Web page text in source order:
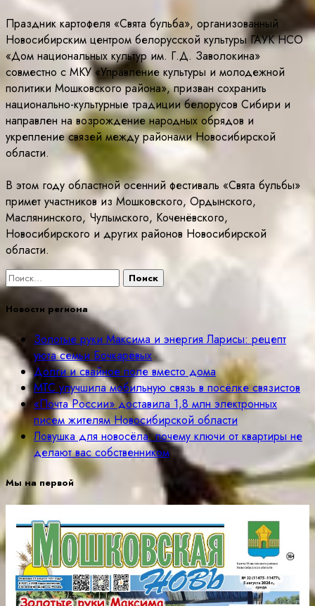
Праздник картофеля «Свята бульба», организованный
Новосибирским центром белорусской культуры ГАУК НСО
«Дом национальных культур им. Г.Д. Заволокина»
совместно с МКУ «Управление культуры и молодежной
политики Мошковского района», призван сохранить
национально-культурные традиции белорусов Сибири и
направлен на возрождение народных обрядов и
укрепление связей между районами Новосибирской
области.
В этом году областной осенний фестиваль «Свята бульбы»
примет участников из Мошковского, Ордынского,
Маслянинского, Чулымского, Коченёвского,
Новосибирского и других районов Новосибирской
области.
Найти:
Новости региона
Золотые руки Максима и энергия Ларисы: рецепт
уюта семьи Бочкарёвых
Долги и свайное поле вместо дома
МТС улучшила мобильную связь в посёлке связистов
«Почта России» доставила 1,8 млн электронных
писем жителям Новосибирской области
Ловушка для новосёла: почему ключи от квартиры не
делают вас собственником
Мы на первой